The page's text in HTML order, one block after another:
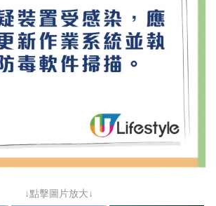
↓點擊圖片放大↓